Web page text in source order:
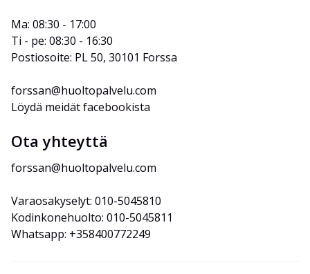
Ma: 08:30 - 17:00
Ti - pe: 08:30 - 16:30
Postiosoite: PL 50, 30101 Forssa
forssan@huoltopalvelu.com
Löydä meidät facebookista
Ota yhteyttä
forssan@huoltopalvelu.com
Varaosakyselyt: 010-5045810
Kodinkonehuolto: 010-5045811
Whatsapp: +358400772249